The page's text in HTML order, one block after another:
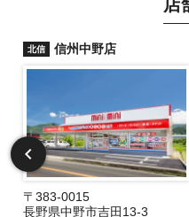
店
北信 信州中野店
〒383-0015
長野県中野市吉田13-3